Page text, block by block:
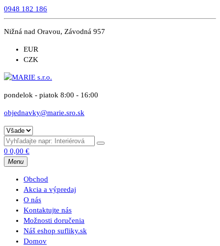
0948 182 186
Nižná nad Oravou, Závodná 957
EUR
CZK
pondelok - piatok 8:00 - 16:00
objednavky@marie.sro.sk
0 0,00 €
Menu
Obchod
Akcia a výpredaj
O nás
Kontaktujte nás
Možnosti doručenia
Náš eshop sufliky.sk
Domov